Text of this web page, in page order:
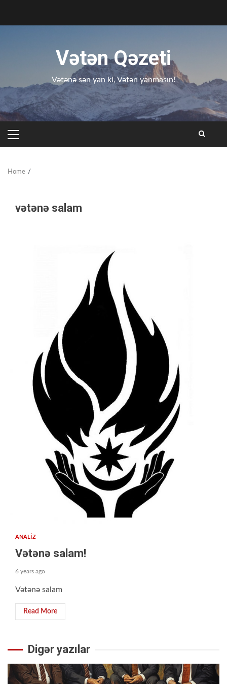
Vətən Qəzeti
Vətənə sən yan ki, Vətən yanmasın!
PRIMARY
MENU
Home
vətənə salam
ANALİZ
Vətənə salam!
6 years ago
Vətənə salam
Read More
Digər yazılar